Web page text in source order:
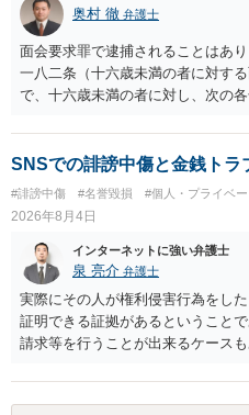
をせずに書き込んだことで（おそ
も）、相談者さんが刑事民事の責
私見ながらご参考まで。
奥村 徹 弁護士
面会要求罪で逮捕されることはあ
一八二条（十六歳未満の者に対す
で、十六歳未満の者に対し、次の
が生まれた日より五年以上前の日
下の拘禁刑又は五十万円以下の罰
い又は誘惑して面会を要求するこ
反復して面会を要求すること。 三
その申込み若しくは約束をして面
し、よってわいせつの目的で当該
二年以下の拘禁刑又は百万円以下の
SNSでの誹謗中傷と金銭トラ
#誹謗中傷 #名誉毀損 #個人・プライベー
2026年8月4日
インターネットに強い弁護士
泉 亮介 弁護士
実際にその人が権利侵害行為をし
証明できる証拠があるということ
請求等を行うことが出来るケース
に個別に相談されると良いでしょ